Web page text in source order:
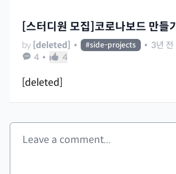
[스터디원 모집]코로나보드 만들기
by [deleted] • #side-projects • 3년 전
4 • 4
[deleted]